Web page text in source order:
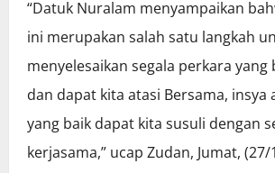
“Datuk Nuralam menyampaikan
ini merupakan salah satu langkah
menyelesaikan segala perkara yang
dan dapat kita atasi Bersama, insya
yang baik dapat kita susuli dengan
kerjasama,” ucap Zudan, Jumat, (27/